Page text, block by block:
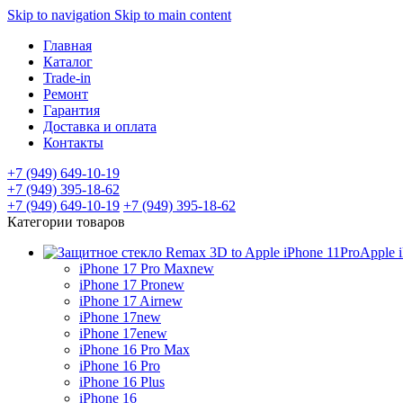
Skip to navigation Skip to main content
Главная
Каталог
Trade-in
Ремонт
Гарантия
Доставка и оплата
Контакты
+7 (949) 649-10-19
+7 (949) 395-18-62
+7 (949) 649-10-19 +7 (949) 395-18-62
Категории товаров
Apple
iPhone 17 Pro Maxnew
iPhone 17 Pronew
iPhone 17 Airnew
iPhone 17new
iPhone 17enew
iPhone 16 Pro Max
iPhone 16 Pro
iPhone 16 Plus
iPhone 16